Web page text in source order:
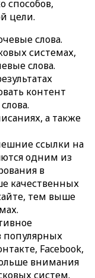
способов,
цели.
слова.
системах,
слова.
контент
а также
ссылки на
одним из
в
качественных
тем выше
популярных
Facebook,
внимания
систем.